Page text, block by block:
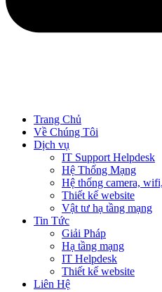
Trang Chủ
Về Chúng Tôi
Dịch vụ
IT Support Helpdesk
Hệ Thống Mạng
Hệ thống camera,
Thiết kế website
Vật tư hạ tầng mạng
Tin Tức
Giải Pháp
Hạ tầng mạng
IT Helpdesk
Thiết kế website
Liên Hệ